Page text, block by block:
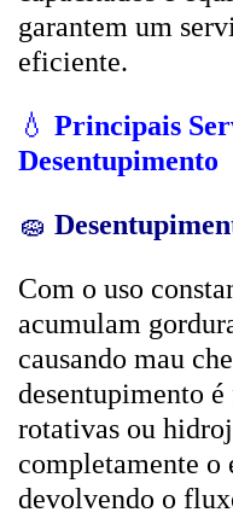
garantem um
eficiente.
💧 Principais
Desentupimento
🧽
Com o uso
acumulam
causando mau
desentupimento
rotativas ou
completamente o
devolvendo o